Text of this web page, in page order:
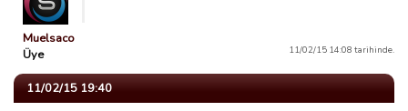
Muelsaco
Üye
11/02/15 14:08 tarihinde.
11/02/15 19:40